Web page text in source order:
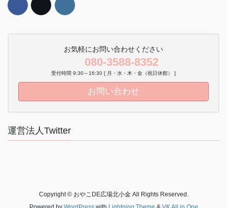
お気軽にお問い合わせください
080-3588-8352
受付時間 9:30～16:30 [ 月・水・木・金（祝日休館） ]
お問い合わせ
運営法人Twitter
Copyright © おやこDE広場北小金 All Rights Reserved.